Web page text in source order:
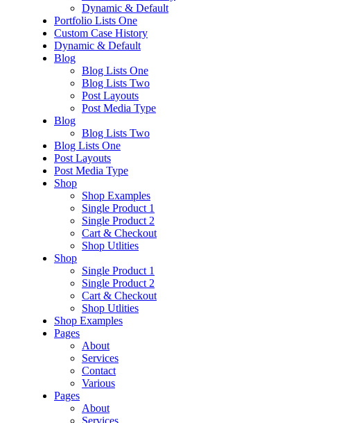
Dynamic & Default
Portfolio Lists One
Custom Case History
Dynamic & Default
Blog
Blog Lists One
Blog Lists Two
Post Layouts
Post Media Type
Blog
Blog Lists Two
Blog Lists One
Post Layouts
Post Media Type
Shop
Shop Examples
Single Product 1
Single Product 2
Cart & Checkout
Shop Utlities
Shop
Single Product 1
Single Product 2
Cart & Checkout
Shop Utlities
Shop Examples
Pages
About
Services
Contact
Various
Pages
About
Services